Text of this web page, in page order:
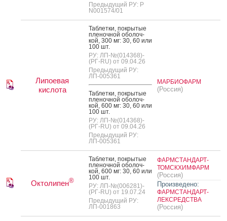
Предыдущий РУ: Р
N001574/01
Липоевая
кислота
Таб­летки, пок­ры­тые
пле­ноч­ной обо­лоч­
кой, 300 мг: 30, 60 или
100 шт.
РУ: ЛП-№(014368)-
(РГ-RU) от 09.04.26
Предыдущий РУ:
ЛП-005361
Таб­летки, пок­ры­тые
пле­ноч­ной обо­лоч­
кой, 600 мг: 30, 60 или
100 шт.
РУ: ЛП-№(014368)-
(РГ-RU) от 09.04.26
Предыдущий РУ:
ЛП-005361
МАРБИОФАРМ
(Россия)
Октолипен®
Таб­летки, пок­ры­тые
пле­ноч­ной обо­лоч­
кой, 600 мг: 30, 60 или
100 шт.
РУ: ЛП-№(006281)-
(РГ-RU) от 19.07.24
Предыдущий РУ:
ЛП-001863
ФАРМСТАНДАРТ-
ТОМСКХИМФАРМ
(Россия)
Произведено:
ФАРМСТАНДАРТ-
ЛЕКСРЕДСТВА
(Россия)